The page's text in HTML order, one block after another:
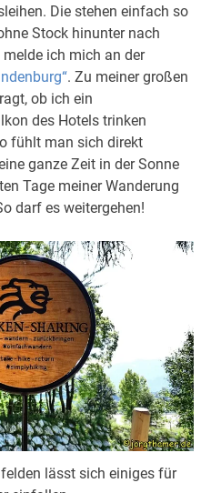
Die stehen einfach so
Stock hinunter nach
ich mich an der
. Zu meiner großen
ob ich ein
des Hotels trinken
fühlt man sich direkt
ganze Zeit in der Sonne
Tage meiner Wanderung
darf es weitergehen!
lässt sich einiges für